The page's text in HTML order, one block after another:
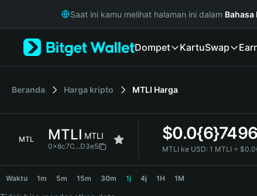
Русский
Italiano
Bahasa Indonesia
Saat ini kamu melihat halaman ini dalam
Dompet KartuSwap
Beranda Harga kripto MTLI Harga
MTL MTLI MTLI
0x8c7C...D3e5
$0.0{6}7496
MTLI ke USD: 1 MTLI =
Waktu 1m 5m 15m 30m 1j 4j 1H 1M